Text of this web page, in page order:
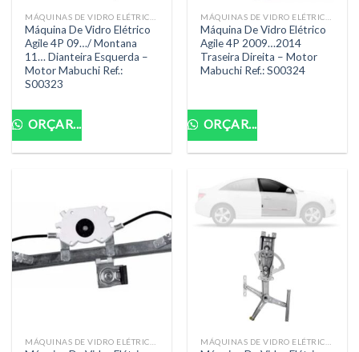
Máquina De Vidro Elétrico
Agile 4P 09…/ Montana
11… Dianteira Esquerda –
Motor Mabuchi Ref.:
S00323
ORÇAR...
Máquina De Vidro Elétrico
Agile 4P 2009…2014
Traseira Direita – Motor
Mabuchi Ref.: S00324
ORÇAR...